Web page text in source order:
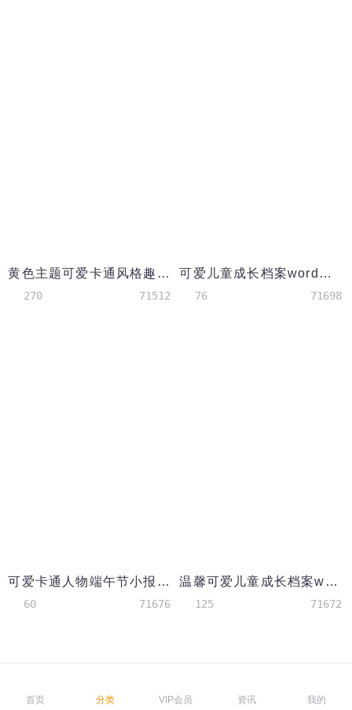
黄色主题可爱卡通风格趣味手抄报
270 71512
可爱儿童成长档案word模板
76 71698
可爱卡通人物端午节小报手抄报word模板
60 71676
温馨可爱儿童成长档案word模板
125 71672
首页 分类 VIP会员 资讯 我的